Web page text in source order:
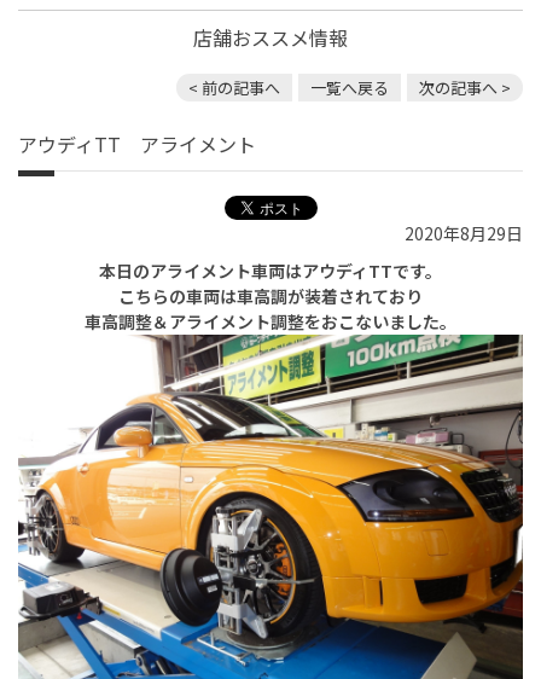
店舗おススメ情報
< 前の記事へ 一覧へ戻る 次の記事へ >
アウディTT アライメント
2020年8月29日
本日のアライメント車両はアウディTTです。
こちらの車両は車高調が装着されており
車高調整＆アライメント調整をおこないました。